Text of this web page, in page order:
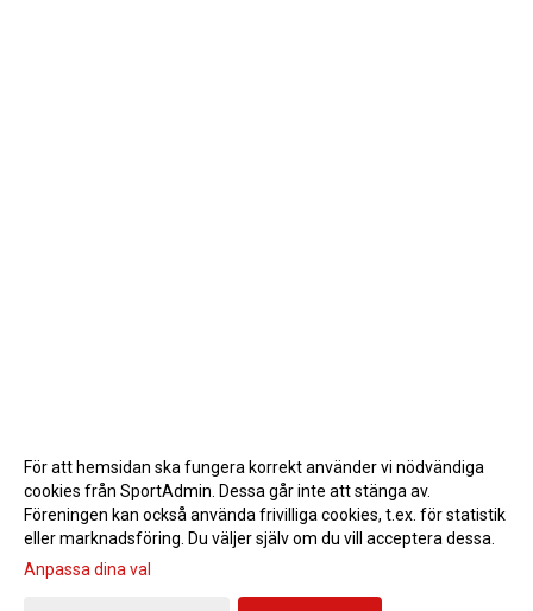
Gå till Webbversion
För att hemsidan ska fungera korrekt använder vi nödvändiga
cookies från SportAdmin. Dessa går inte att stänga av.
Föreningen kan också använda frivilliga cookies, t.ex. för statistik
eller marknadsföring. Du väljer själv om du vill acceptera dessa.
Anpassa dina val